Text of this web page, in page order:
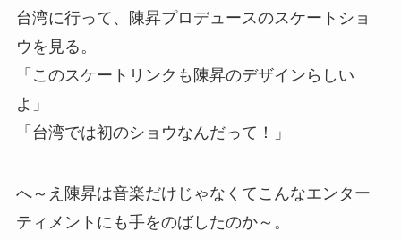
台湾に行って、陳昇プロデュースのスケートショ
ウを見る。
「このスケートリンクも陳昇のデザインらしい
よ」
「台湾では初のショウなんだって！」
へ～え陳昇は音楽だけじゃなくてこんなエンター
ティメントにも手をのばしたのか～。